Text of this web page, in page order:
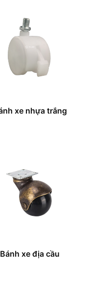
xe nhựa trắng
Bánh xe địa cầu